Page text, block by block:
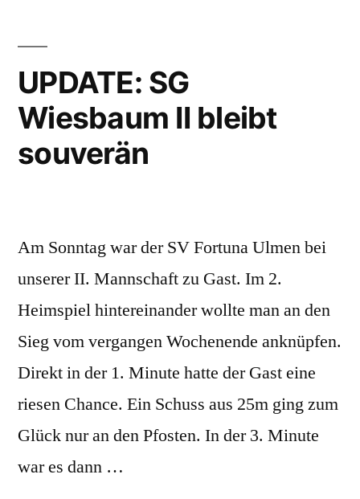
UPDATE: SG
Wiesbaum II bleibt
souverän
Am Sonntag war der SV Fortuna Ulmen bei
unserer II. Mannschaft zu Gast. Im 2.
Heimspiel hintereinander wollte man an den
Sieg vom vergangen Wochenende anknüpfen.
Direkt in der 1. Minute hatte der Gast eine
riesen Chance. Ein Schuss aus 25m ging zum
Glück nur an den Pfosten. In der 3. Minute
war es dann …